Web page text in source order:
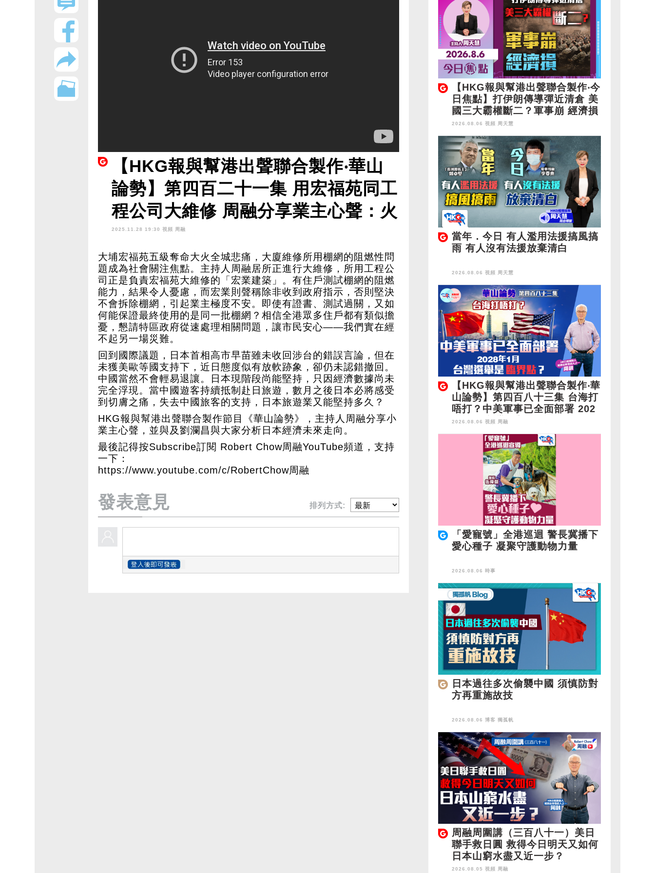
【HKG報與幫港出聲聯合製作‧華山
論勢】第四百二十一集 用宏福苑同工
程公司大維修 周融分享業主心聲：火
劫釀恐慌下宏業拒拆網怎麼辦？ 日本
旅業失血中 數據未現 痛感將至
2025.11.28 19:30 視頻 周融
大埔宏福苑五級奪命大火全城悲痛，大廈維修所用棚網的阻燃性問
題成為社會關注焦點。主持人周融居所正進行大維修，所用工程公
司正是負責宏福苑大維修的「宏業建築」。有住戶測試棚網的阻燃
能力，結果令人憂慮，而宏業則聲稱除非收到政府指示，否則堅決
不會拆除棚網，引起業主極度不安。即使有證書、測試過關，又如
何能保證最終使用的是同一批棚網？相信全港眾多住戶都有類似擔
憂，懇請特區政府從速處理相關問題，讓市民安心——我們實在經
不起另一場災難。
回到國際議題，日本首相高市早苗雖未收回涉台的錯誤言論，但在
未獲美歐等國支持下，近日態度似有放軟跡象，卻仍未認錯撤回。
中國當然不會輕易退讓。日本現階段尚能堅持，只因經濟數據尚未
完全浮現。當中國遊客持續抵制赴日旅遊，數月之後日本必將感受
到切膚之痛，失去中國旅客的支持，日本旅遊業又能堅持多久？
HKG報與幫港出聲聯合製作節目《華山論勢》，主持人周融分享小
業主心聲，並與及劉瀾昌與大家分析日本經濟未來走向。
最後記得按Subscribe訂閱 Robert Chow周融YouTube頻道，支持
一下：
https://www.youtube.com/c/RobertChow周融
發表意見 排列方式:
【HKG報與幫港出聲聯合製作‧今
日焦點】打伊朗傳導彈近清倉 美
國三大霸權斷二？軍事崩 經濟損
2026.08.06 視頻 周天慧
當年．今日 有人濫用法援搞風搞
雨 有人沒有法援放棄清白
2026.08.06 視頻 周天慧
【HKG報與幫港出聲聯合製作‧華
山論勢】第四百八十三集 台海打
唔打？中美軍事已全面部署 202
8年1月台灣選舉是臨界點？
2026.08.06 視頻 周融
「愛寵號」全港巡迴 警長冀播下
愛心種子 凝聚守護動物力量
2026.08.06 時事
日本過往多次偷襲中國 須慎防對
方再重施故技
2026.08.06 博客 獨孤帆
周融周圍講（三百八十一）美日
聯手救日圓 救得今日明天又如何
日本山窮水盡又近一步？
2026.08.05 視頻 周融